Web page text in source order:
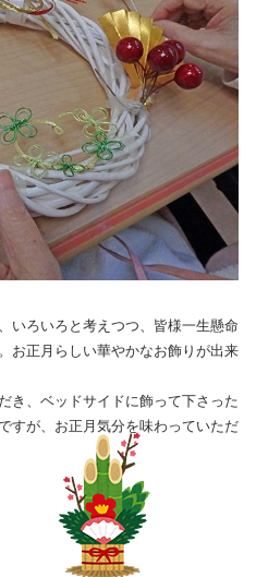
いろいろと考えつつ、皆様一生懸命
お正月らしい華やかなお飾りが出来
き、ベッドサイドに飾って下さった
すが、お正月気分を味わっていただ